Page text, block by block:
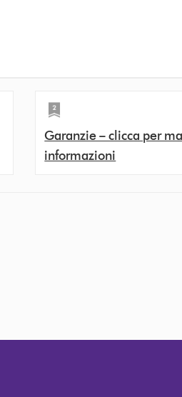
Garanzie – clicca per
informazioni